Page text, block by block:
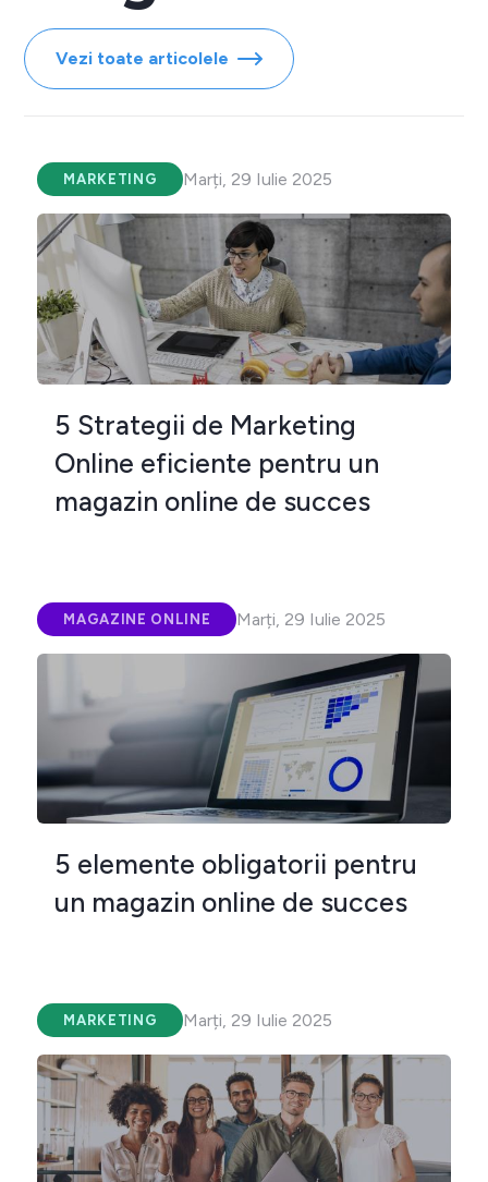
Vezi toate articolele
MARKETING Marți, 29 Iulie 2025
5 Strategii de Marketing
Online eficiente pentru un
magazin online de succes
MAGAZINE ONLINE Marți, 29 Iulie 2025
5 elemente obligatorii pentru
un magazin online de succes
MARKETING Marți, 29 Iulie 2025